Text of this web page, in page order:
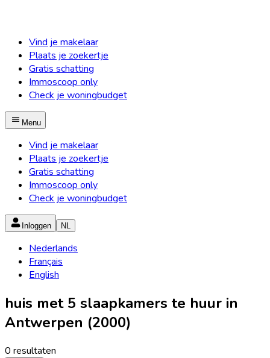
Vind je makelaar
Plaats je zoekertje
Gratis schatting
Immoscoop only
Check je woningbudget
Menu
Vind je makelaar
Plaats je zoekertje
Gratis schatting
Immoscoop only
Check je woningbudget
Inloggen NL
Nederlands
Français
English
huis met 5 slaapkamers te huur in
Antwerpen (2000)
0 resultaten